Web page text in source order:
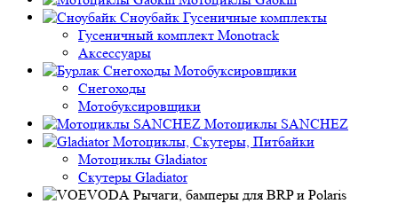
Сноубайк Гусеничные комплекты
Гусеничный комплект Monotrack
Аксессуары
Снегоходы Мотобуксировщики
Снегоходы
Мотобуксировщики
Мотоциклы SANCHEZ
Мотоциклы, Скутеры, Питбайки
Мотоциклы Gladiator
Скутеры Gladiator
Рычаги, бамперы для BRP и Polaris